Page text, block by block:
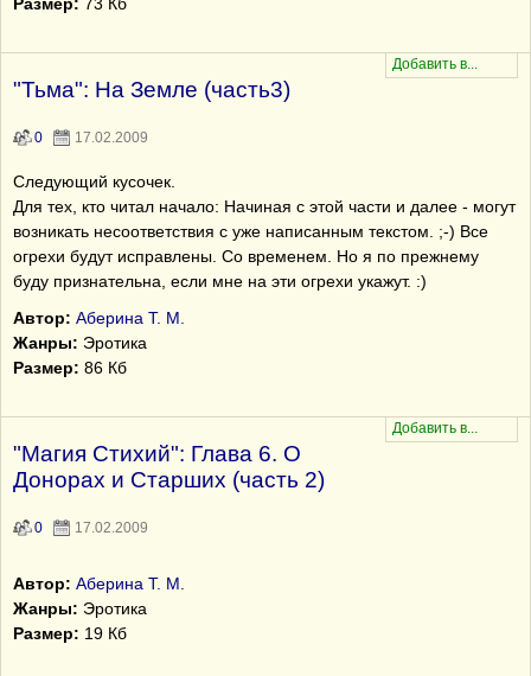
"Тьма": На Земле (часть3)
0 17.02.2009
Следующий кусочек.
Для тех, кто читал начало: Начиная с этой части и далее - могут
возникать несоответствия с уже написанным текстом. ;-) Все
огрехи будут исправлены. Со временем. Но я по прежнему
буду признательна, если мне на эти огрехи укажут. :)
Автор: Аберина Т. М.
Жанры: Эротика
Размер: 86 Кб
"Магия Стихий": Глава 6. О
Донорах и Старших (часть 2)
0 17.02.2009
Автор: Аберина Т. М.
Жанры: Эротика
Размер: 19 Кб